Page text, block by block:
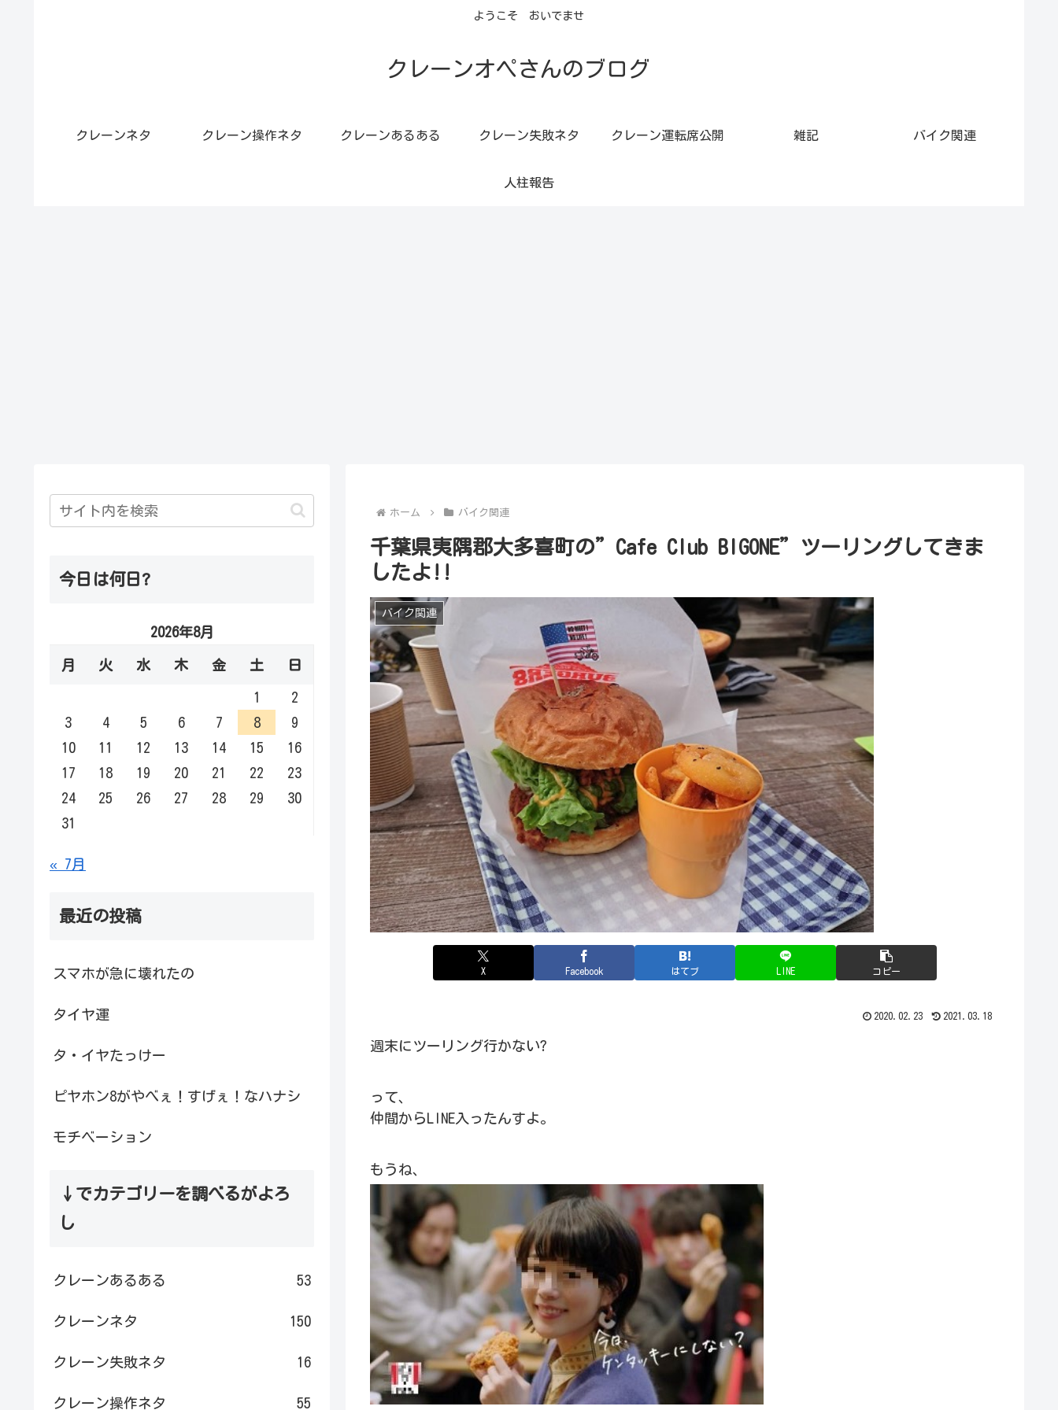
ようこそ おいでませ
クレーンオペさんのブログ
クレーンネタ クレーン操作ネタ クレーンあるある クレーン失敗ネタ クレーン運転席公開 雑記 バイク関連
人柱報告
ホーム バイク関連
千葉県夷隅郡大多喜町の”Cafe Club BIGONE”ツーリングしてきま
したよ!!
バイク関連
X Facebook はてブ LINE コピー
2020.02.23 2021.03.18
週末にツーリング行かない?
って、
仲間からLINE入ったんすよ。
もうね、
今日は何日?
2026年8月
月 火 水 木 金 土 日
1
2
3
4 5 6 7 8
9
10
11 12 13 14 15
16
17
18 19 20 21 22
23
24
25 26 27 28 29
30
31
« 7月
最近の投稿
スマホが急に壊れたの
タイヤ運
タ・イヤたっけー
ピヤホン8がやべぇ！すげぇ！なハナシ
モチベーション
↓でカテゴリーを調べるがよろ
し
クレーンあるある 53
クレーンネタ 150
クレーン失敗ネタ 16
クレーン操作ネタ 55